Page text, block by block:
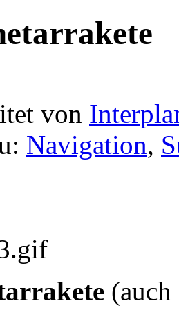
von
Navigation,
(auch